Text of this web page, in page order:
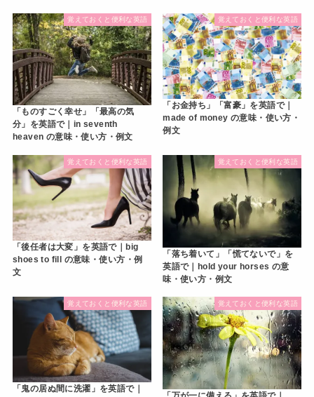
覚えておくと便利な英語
「ものすごく幸せ」「最高の気
分」を英語で｜in seventh
heaven の意味・使い方・例文
覚えておくと便利な英語
「お金持ち」「富豪」を英語で｜
made of money の意味・使い方・
例文
覚えておくと便利な英語
「後任者は大変」を英語で｜big
shoes to fill の意味・使い方・例
文
覚えておくと便利な英語
「落ち着いて」「慌てないで」を
英語で｜hold your horses の意
味・使い方・例文
覚えておくと便利な英語
「鬼の居ぬ間に洗濯」を英語で｜
覚えておくと便利な英語